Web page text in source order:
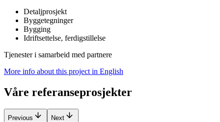
Detaljprosjekt
Byggetegninger
Bygging
Idriftsettelse, ferdigstillelse
Tjenester i samarbeid med partnere
More info about this project in English
Våre referanseprosjekter
Previous Next